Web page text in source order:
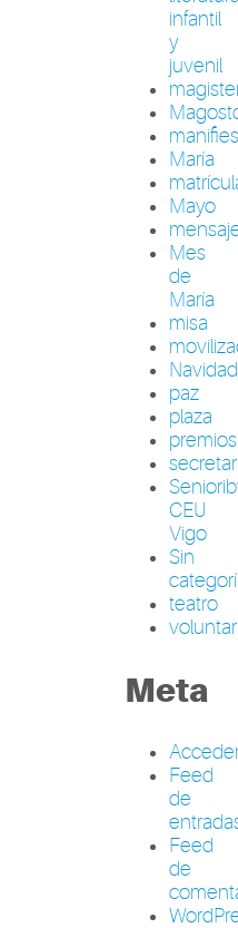
infantil
y
juvenil
María
Mayo
Mes
de
María
misa
Navidad
paz
plaza
premios
CEU
Vigo
Sin
teatro
Meta
Feed
de
Feed
de